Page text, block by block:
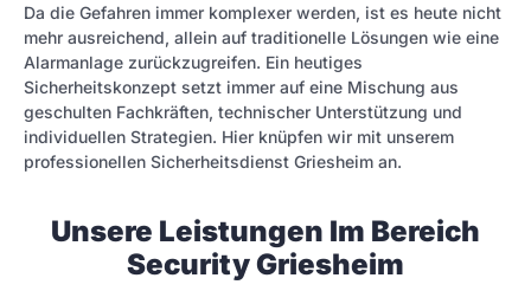
Da die Gefahren immer komplexer werden, ist es heute nicht
mehr ausreichend, allein auf traditionelle Lösungen wie eine
Alarmanlage zurückzugreifen. Ein heutiges
Sicherheitskonzept setzt immer auf eine Mischung aus
geschulten Fachkräften, technischer Unterstützung und
individuellen Strategien. Hier knüpfen wir mit unserem
professionellen Sicherheitsdienst Griesheim an.
Unsere Leistungen Im Bereich
Security Griesheim